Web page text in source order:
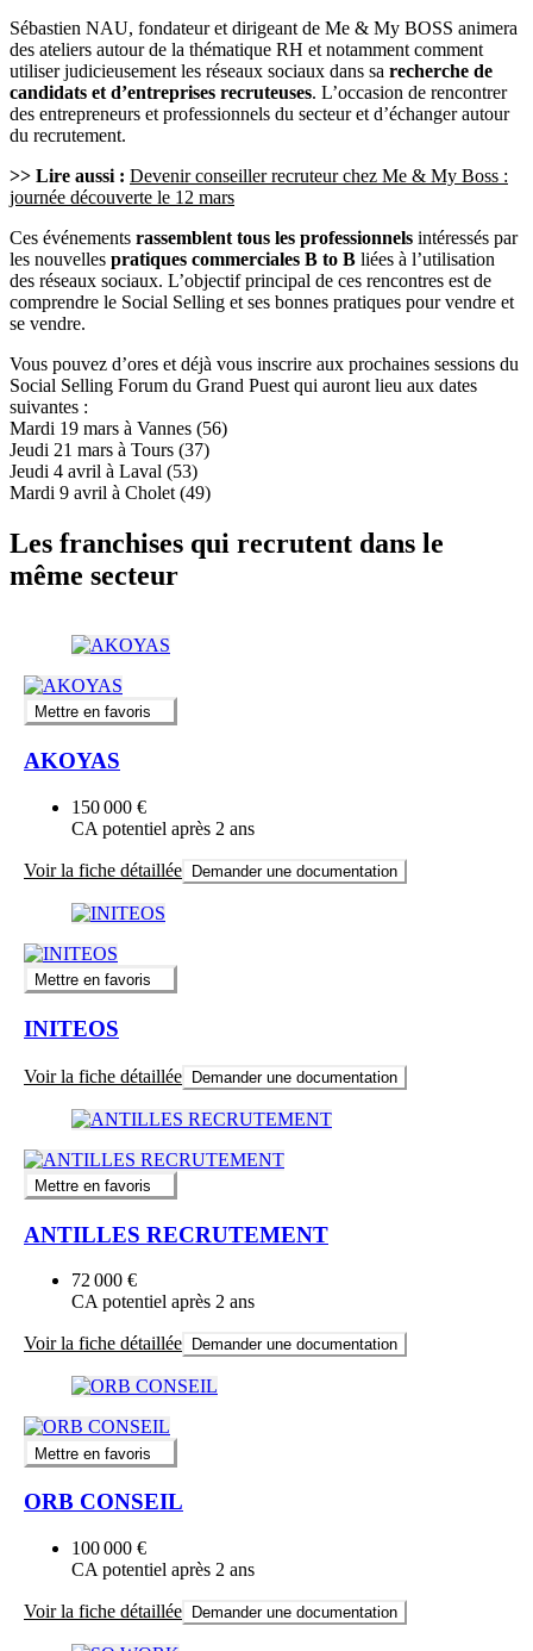
Sébastien NAU, fondateur et dirigeant de Me & My BOSS animera
des ateliers autour de la thématique RH et notamment comment
utiliser judicieusement les réseaux sociaux dans sa recherche de
candidats et d’entreprises recruteuses. L’occasion de rencontrer
des entrepreneurs et professionnels du secteur et d’échanger autour
du recrutement.
>> Lire aussi : Devenir conseiller recruteur chez Me & My Boss :
journée découverte le 12 mars
Ces événements rassemblent tous les professionnels intéressés par
les nouvelles pratiques commerciales B to B liées à l’utilisation
des réseaux sociaux. L’objectif principal de ces rencontres est de
comprendre le Social Selling et ses bonnes pratiques pour vendre et
se vendre.
Vous pouvez d’ores et déjà vous inscrire aux prochaines sessions du
Social Selling Forum du Grand Puest qui auront lieu aux dates
suivantes :
Mardi 19 mars à Vannes (56)
Jeudi 21 mars à Tours (37)
Jeudi 4 avril à Laval (53)
Mardi 9 avril à Cholet (49)
Les franchises qui recrutent dans le
même secteur
Mettre en favoris
AKOYAS
150 000 €
CA potentiel après 2 ans
Voir la fiche détaillée Demander une documentation
Mettre en favoris
INITEOS
Voir la fiche détaillée Demander une documentation
Mettre en favoris
ANTILLES RECRUTEMENT
72 000 €
CA potentiel après 2 ans
Voir la fiche détaillée Demander une documentation
Mettre en favoris
ORB CONSEIL
100 000 €
CA potentiel après 2 ans
Voir la fiche détaillée Demander une documentation